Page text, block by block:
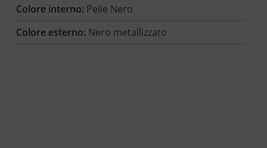
Colore interno: Pelle Nero
Colore esterno: Nero metallizzato